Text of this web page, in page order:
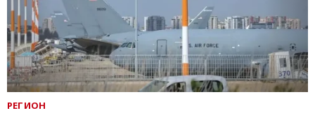
РЕГИОН